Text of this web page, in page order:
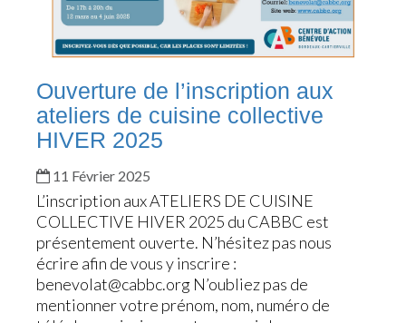
Ouverture de l’inscription aux
ateliers de cuisine collective
HIVER 2025
11 Février 2025
L’inscription aux ATELIERS DE CUISINE
COLLECTIVE HIVER 2025 du CABBC est
présentement ouverte. N’hésitez pas nous
écrire afin de vous y inscrire :
benevolat@cabbc.org N’oubliez pas de
mentionner votre prénom, nom, numéro de